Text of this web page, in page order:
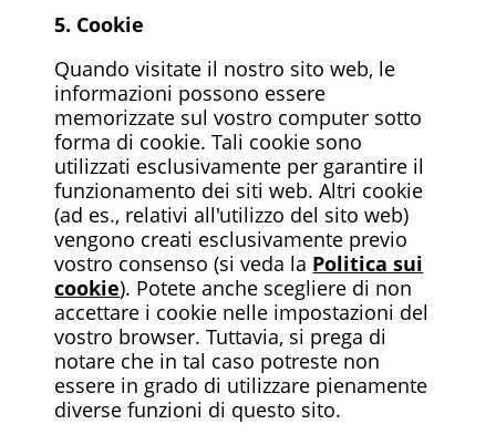
5. Cookie
Quando visitate il nostro sito web, le
informazioni possono essere
memorizzate sul vostro computer sotto
forma di cookie. Tali cookie sono
utilizzati esclusivamente per garantire il
funzionamento dei siti web. Altri cookie
(ad es., relativi all'utilizzo del sito web)
vengono creati esclusivamente previo
vostro consenso (si veda la Politica sui
cookie). Potete anche scegliere di non
accettare i cookie nelle impostazioni del
vostro browser. Tuttavia, si prega di
notare che in tal caso potreste non
essere in grado di utilizzare pienamente
diverse funzioni di questo sito.